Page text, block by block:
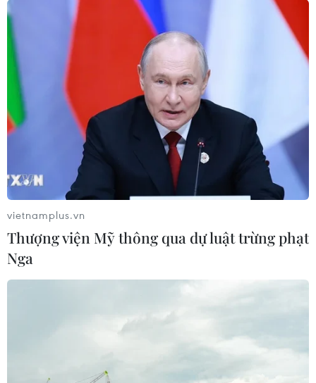
vietnamplus.vn
Thượng viện Mỹ thông qua dự luật trừng phạt
Nga